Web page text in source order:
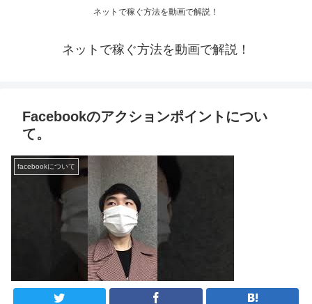
ネットで稼ぐ方法を動画で解説！
ネットで稼ぐ方法を動画で解説！
Facebookのアクションポイントについ
て。
facebookについて